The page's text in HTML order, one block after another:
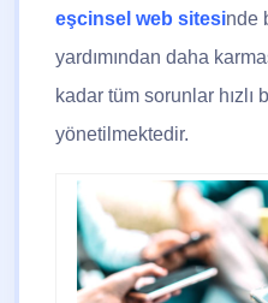
eşcinsel web sitesinde
yardımından daha
kadar tüm sorunlar hızlı
yönetilmektedir.